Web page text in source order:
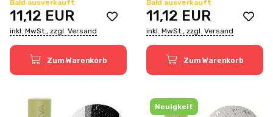
Bald ausverkauft
11,12 EUR
inkl. MwSt., zzgl. Versand
Zum Warenkorb
Bald ausverkauft
11,12 EUR
inkl. MwSt., zzgl. Versand
Zum Warenkorb
Neuigkeit